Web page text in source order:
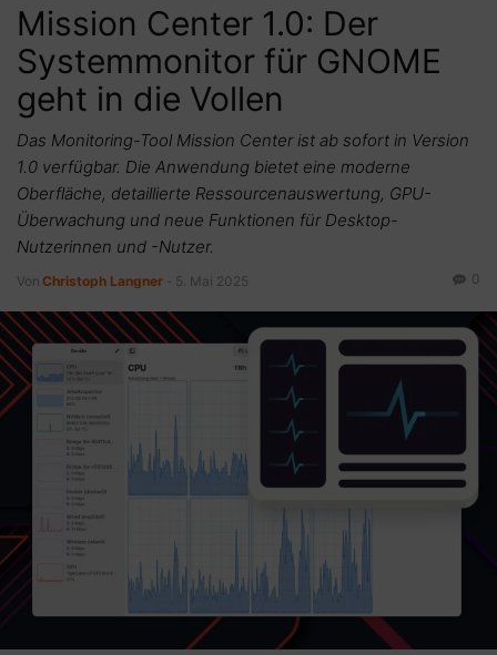
Mission Center 1.0: Der
Systemmonitor für GNOME
geht in die Vollen
Das Monitoring-Tool Mission Center ist ab sofort in Version
1.0 verfügbar. Die Anwendung bietet eine moderne
Oberfläche, detaillierte Ressourcenauswertung, GPU-
Überwachung und neue Funktionen für Desktop-
Nutzerinnen und -Nutzer.
Von Christoph Langner 5. Mai 2025 0